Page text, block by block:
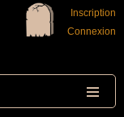
Inscription
Connexion